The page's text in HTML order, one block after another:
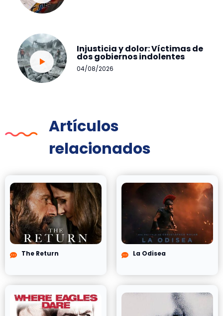
Injusticia y dolor: Víctimas de
dos gobiernos indolentes
04/08/2026
Artículos
relacionados
The Return La Odisea